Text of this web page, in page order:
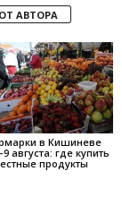
АВТОРА
в Кишиневе
августа: где купить
продукты